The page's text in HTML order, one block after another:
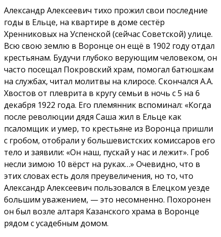
Александр Алексеевич тихо прожил свои последние
годы в Ельце, на квартире в доме сестёр
Хренниковых на Успенской (сейчас Советской) улице.
Всю свою землю в Воронце он ещё в 1902 году отдал
крестьянам. Будучи глубоко верующим человеком, он
часто посещал Покровский храм, помогал батюшкам
на службах, читал молитвы на клиросе. Скончался А.А.
Хвостов от плеврита в кругу семьи в ночь с 5 на 6
декабря 1922 года. Его племянник вспоминал: «Когда
после революции дядя Саша жил в Ельце как
псаломщик и умер, то крестьяне из Воронца пришли
с гробом, отобрали у большевистских комиссаров его
тело и заявили: «Он наш, пускай у нас и лежит». Гроб
несли зимою 10 вёрст на руках…» Очевидно, что в
этих словах есть доля преувеличения, но то, что
Александр Алексеевич пользовался в Елецком уезде
большим уважением, — это несомненно. Похоронен
он был возле алтаря Казанского храма в Воронце
рядом с усадебным домом.